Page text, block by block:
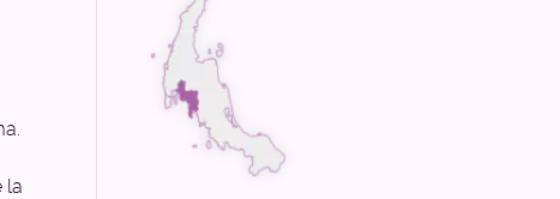
la